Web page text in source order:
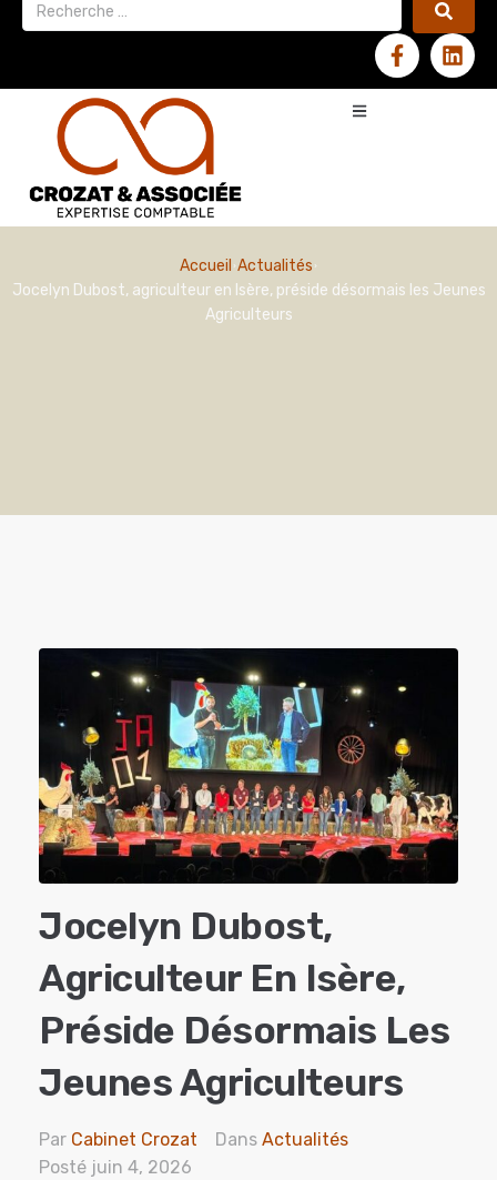
Accueil Actualités
Jocelyn Dubost, agriculteur en Isère, préside désormais les Jeunes
Agriculteurs
Jocelyn Dubost,
Agriculteur En Isère,
Préside Désormais Les
Jeunes Agriculteurs
Par Cabinet Crozat Dans Actualités
Posté juin 4, 2026